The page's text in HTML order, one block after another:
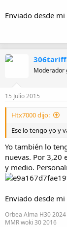
Enviado desde
Moderador
15 Julio 2015
Htx7000 dijo:
Ese lo tengo yo y
Yo también lo
nuevas. Por 3,20
y medio.
Enviado desde
Orbea Alma H30 2024
MMR woki 30 2016